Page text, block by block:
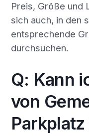
Preis, Größe und
sich auch, in den
entsprechende
durchsuchen.
Q: Kann
von